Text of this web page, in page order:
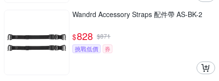
Wandrd Accessory Straps 配件帶 AS-BK-2
$828 $871
挑戰低價
券